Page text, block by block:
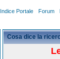
Indice Portale Forum
Cosa dice la